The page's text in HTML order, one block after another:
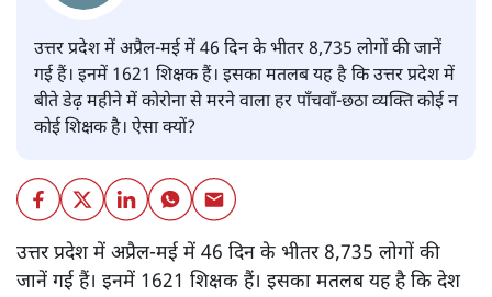
उत्तर प्रदेश में अप्रैल-मई में 46 दिन के भीतर 8,735 लोगों की जानें
गई हैं। इनमें 1621 शिक्षक हैं। इसका मतलब यह है कि उत्तर प्रदेश में
बीते डेढ़ महीने में कोरोना से मरने वाला हर पाँचवाँ-छठा व्यक्ति कोई न
कोई शिक्षक है। ऐसा क्यों?
उत्तर प्रदेश में अप्रैल-मई में 46 दिन के भीतर 8,735 लोगों की
जानें गई हैं। इनमें 1621 शिक्षक हैं। इसका मतलब यह है कि देश